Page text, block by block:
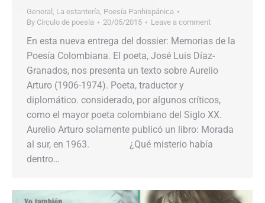
General , La estantería, Poesía Panhispánica
By Círculo de poesía 20/05/2015 Leave a comment
En esta nueva entrega del dossier: Memorias de la
Poesía Colombiana. El poeta, José Luis Díaz-
Granados, nos presenta un texto sobre Aurelio
Arturo (1906-1974). Poeta, traductor y
diplomático. considerado, por algunos críticos,
como el mayor poeta colombiano del Siglo XX.
Aurelio Arturo solamente publicó un libro: Morada
al sur, en 1963. ¿Qué misterio había
dentro…